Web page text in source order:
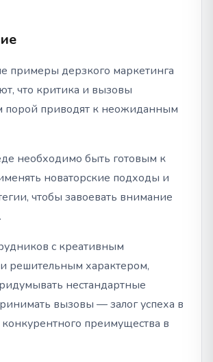
примеры дерзкого маркетинга
что критика и вызовы
порой приводят к неожиданным
необходимо быть готовым к
новаторские подходы и
чтобы завоевать внимание
с креативным
решительным характером,
нестандартные
вызовы — залог успеха в
преимущества в